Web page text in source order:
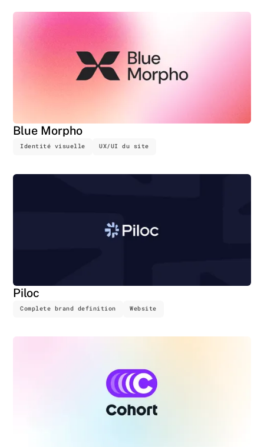
Blue Morpho
Identité visuelle UX/UI du site
Piloc
Complete brand definition Website